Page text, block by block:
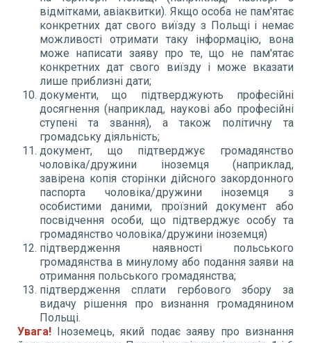
відмітками, авіаквитки). Якщо особа не пам'ятає
конкретних дат свого виїзду з Польщі і немає
можливості отримати таку інформацію, вона
може написати заяву про те, що не пам'ятає
конкретних дат свого виїзду і може вказати
лише приблизні дати;
документи, що підтверджують професійні
досягнення (наприклад, наукові або професійні
ступені та звання), а також політичну та
громадську діяльність;
документ, що підтверджує громадянство
чоловіка/дружини іноземця (наприклад,
завірена копія сторінки дійсного закордонного
паспорта чоловіка/дружини іноземця з
особистими даними, проїзний документ або
посвідчення особи, що підтверджує особу та
громадянство чоловіка/дружини іноземця)
підтвердження наявності польського
громадянства в минулому або подання заяви на
отримання польського громадянства;
підтвердження сплати гербового збору за
видачу рішення про визнання громадянином
Польщі.
Увага! Іноземець, який подає заяву про визнання